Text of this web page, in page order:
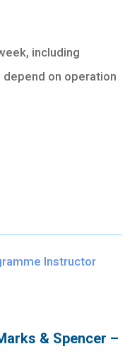
including
on operation
Instructor
& Spencer –